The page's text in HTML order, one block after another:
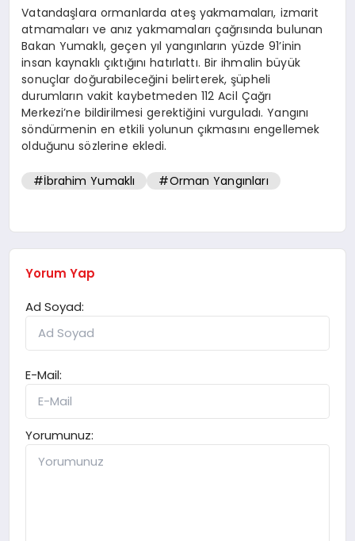
Vatandaşlara ormanlarda ateş yakmamaları, izmarit
atmamaları ve anız yakmamaları çağrısında bulunan
Bakan Yumaklı, geçen yıl yangınların yüzde 91’inin
insan kaynaklı çıktığını hatırlattı. Bir ihmalin büyük
sonuçlar doğurabileceğini belirterek, şüpheli
durumların vakit kaybetmeden 112 Acil Çağrı
Merkezi’ne bildirilmesi gerektiğini vurguladı. Yangını
söndürmenin en etkili yolunun çıkmasını engellemek
olduğunu sözlerine ekledi.
#İbrahim Yumaklı #Orman Yangınları
Yorum Yap
Ad Soyad:
E-Mail:
Yorumunuz: